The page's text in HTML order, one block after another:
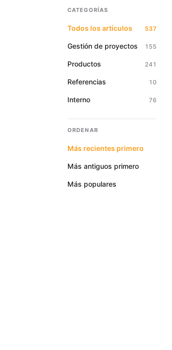
CATEGORÍAS
Todos los artículos 537
Gestión de proyectos 155
Productos 241
Referencias 10
Interno 76
ORDENAR
Más recientes primero
Más antiguos primero
Más populares